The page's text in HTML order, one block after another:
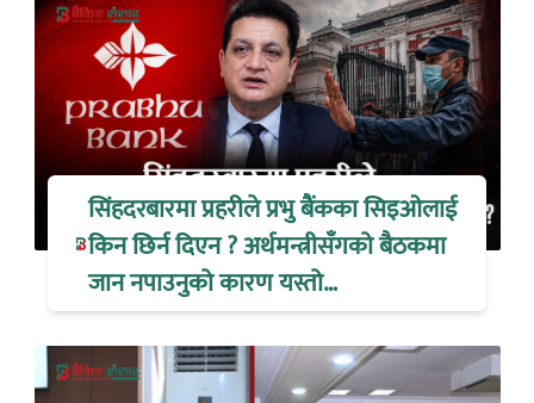
सिंहदरबारमा प्रहरीले प्रभु बैंकका सिइओलाई
किन छिर्न दिएन ? अर्थमन्त्रीसँगको बैठकमा
जान नपाउनुको कारण यस्तो…